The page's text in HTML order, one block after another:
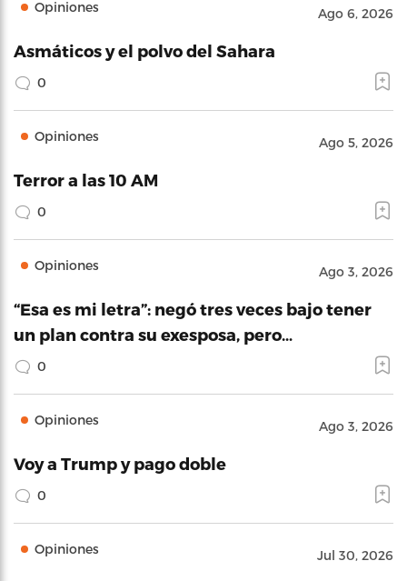
Opiniones Ago 6, 2026
Asmáticos y el polvo del Sahara
0
Opiniones Ago 5, 2026
Terror a las 10 AM
0
Opiniones Ago 3, 2026
“Esa es mi letra”: negó tres veces bajo tener
un plan contra su exesposa, pero…
0
Opiniones Ago 3, 2026
Voy a Trump y pago doble
0
Opiniones Jul 30, 2026